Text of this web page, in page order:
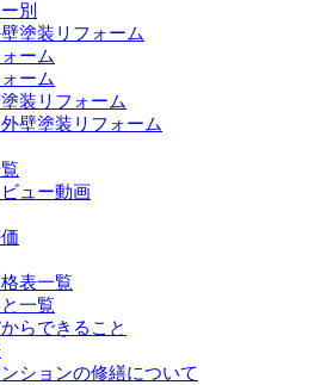
別
塗装リフォーム
ーム
ーム
装リフォーム
壁塗装リフォーム
ュー動画
表一覧
一覧
らできること
ションの修繕について